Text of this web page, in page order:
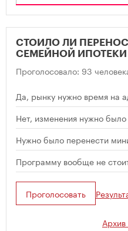
СТОИЛО ЛИ
СЕМЕЙНОЙ ИПОТЕКИ
Проголосовало: 93
Да, рынку нужно время на
Нет, изменения нужно было
Нужно было перенести
Программу вообще не
Проголосовать